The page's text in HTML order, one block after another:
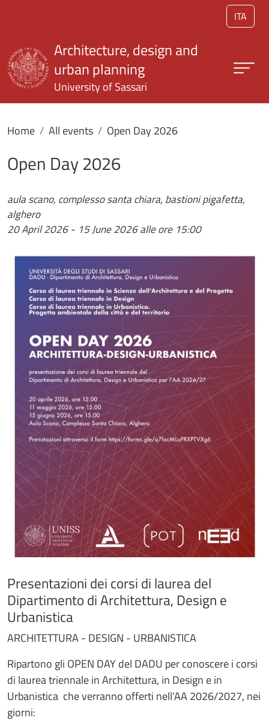
ITA
Architecture, design and
urban planning
University of Sassari
Home All events Open Day 2026
Open Day 2026
aula scano, complesso santa chiara, bastioni pigafetta,
alghero
20 April 2026- 15 June 2026alle ore 15:00
Presentazioni dei corsi di laurea del
Dipartimento di Architettura, Design e
Urbanistica
ARCHITETTURA - DESIGN - URBANISTICA
Ripartono gli OPEN DAY del DADU per conoscere i corsi
di laurea triennale in Architettura, in Design e in
Urbanistica che verranno offerti nell'AA 2026/2027, nei
giorni: